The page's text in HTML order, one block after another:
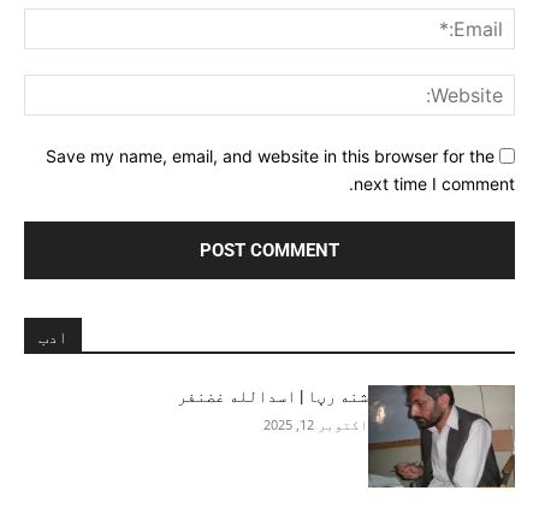
Save my name, email, and website in this browser for the
next time I comment.
ادب
شنه رڼا | اسدالله غضنفر
اکتوبر 12, 2025